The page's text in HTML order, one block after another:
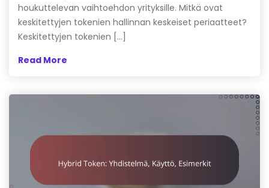
houkuttelevan vaihtoehdon yrityksille. Mitkä ovat
keskitettyjen tokenien hallinnan keskeiset periaatteet?
Keskitettyjen tokenien […]
Read More